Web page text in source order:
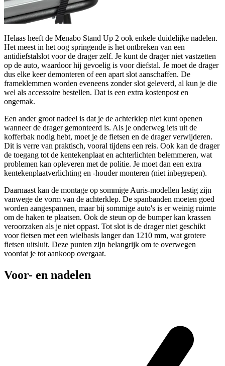
Helaas heeft de Menabo Stand Up 2 ook enkele duidelijke nadelen.
Het meest in het oog springende is het ontbreken van een
antidiefstalslot voor de drager zelf. Je kunt de drager niet vastzetten
op de auto, waardoor hij gevoelig is voor diefstal. Je moet de drager
dus elke keer demonteren of een apart slot aanschaffen. De
frameklemmen worden eveneens zonder slot geleverd, al kun je die
wel als accessoire bestellen. Dat is een extra kostenpost en
ongemak.
Een ander groot nadeel is dat je de achterklep niet kunt openen
wanneer de drager gemonteerd is. Als je onderweg iets uit de
kofferbak nodig hebt, moet je de fietsen en de drager verwijderen.
Dit is verre van praktisch, vooral tijdens een reis. Ook kan de drager
de toegang tot de kentekenplaat en achterlichten belemmeren, wat
problemen kan opleveren met de politie. Je moet dan een extra
kentekenplaatverlichting en -houder monteren (niet inbegrepen).
Daarnaast kan de montage op sommige Auris-modellen lastig zijn
vanwege de vorm van de achterklep. De spanbanden moeten goed
worden aangespannen, maar bij sommige auto's is er weinig ruimte
om de haken te plaatsen. Ook de steun op de bumper kan krassen
veroorzaken als je niet oppast. Tot slot is de drager niet geschikt
voor fietsen met een wielbasis langer dan 1210 mm, wat grotere
fietsen uitsluit. Deze punten zijn belangrijk om te overwegen
voordat je tot aankoop overgaat.
Voor- en nadelen